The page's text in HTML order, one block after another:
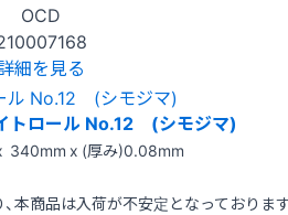
OCD
細を見る
トロール No.12 (シモジマ)
340mm x (厚み)0.08mm
本商品は入荷が不安定となっておりま